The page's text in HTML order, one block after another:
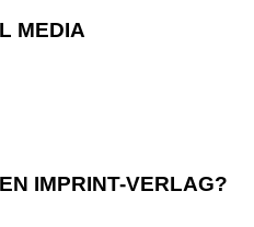
MEDIA
IMPRINT-VERLAG?